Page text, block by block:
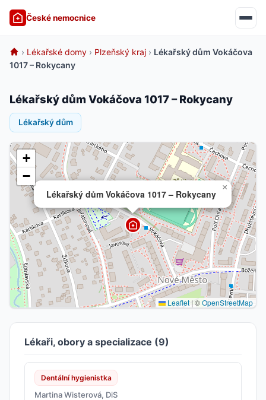
České nemocnice
› Lékařské domy › Plzeňský kraj › Lékařský dům Vokáčova
1017 – Rokycany
Lékařský dům Vokáčova 1017 – Rokycany
Lékařský dům
Lékařský dům Vokáčova 1017 – Rokycany
×
+
−
Leaflet | ©OpenStreetMap
Lékaři, obory a specializace (9)
Dentální hygienistka
Martina Wisterová, DiS